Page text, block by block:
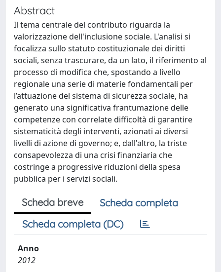
Abstract
Il tema centrale del contributo riguarda la
valorizzazione dell'inclusione sociale. L'analisi si
focalizza sullo statuto costituzionale dei diritti
sociali, senza trascurare, da un lato, il riferimento al
processo di modifica che, spostando a livello
regionale una serie di materie fondamentali per
l’attuazione del sistema di sicurezza sociale, ha
generato una significativa frantumazione delle
competenze con correlate difficoltà di garantire
sistematicità degli interventi, azionati ai diversi
livelli di azione di governo; e, dall'altro, la triste
consapevolezza di una crisi finanziaria che
costringe a progressive riduzioni della spesa
pubblica per i servizi sociali.
Scheda breve
Scheda completa
Scheda completa (DC)
Anno
2012